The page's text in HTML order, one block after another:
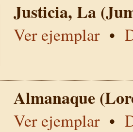
Justicia, La
Ver ejemplar•
Almanaque
Ver ejemplar•